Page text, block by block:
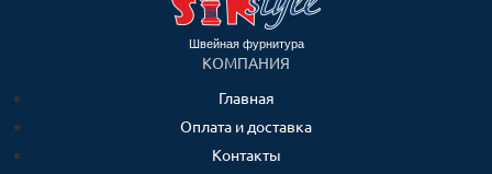
Швейная фурнитура
КОМПАНИЯ
Главная
Оплата и доставка
Контакты